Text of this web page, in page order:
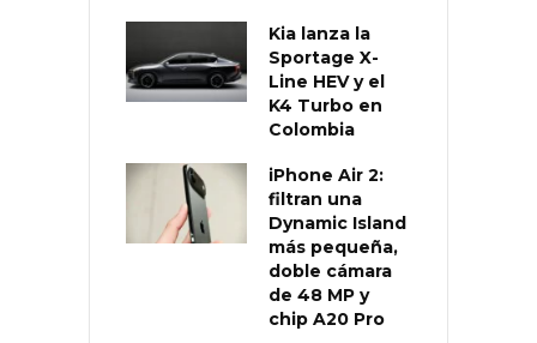
Kia lanza la
Sportage X-
Line HEV y el
K4 Turbo en
Colombia
iPhone Air 2:
filtran una
Dynamic Island
más pequeña,
doble cámara
de 48 MP y
chip A20 Pro